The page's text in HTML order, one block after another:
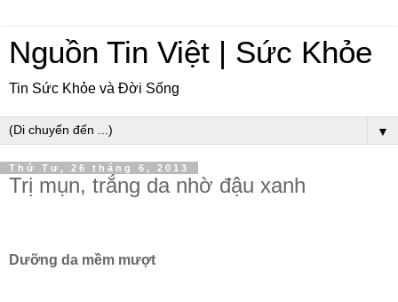
Nguồn Tin Việt | Sức Khỏe
Tin Sức Khỏe và Đời Sống
▼
Thứ Tư, 26 tháng 6, 2013
Trị mụn, trắng da nhờ đậu xanh
Dưỡng da mềm mượt